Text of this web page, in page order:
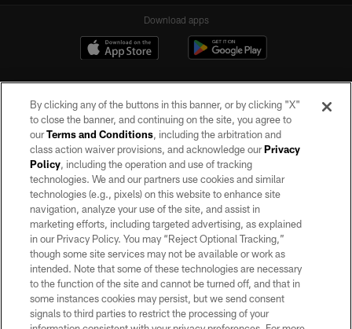
Download apps
©2026 by the Las Vegas Raiders. All rights reserved. No portion of this site
may be reproduced without the express written permission of the Las Vegas
Raiders.
PRIVACY POLICY
TERMS OF SERVICE
ACCESSIBILITY
AD CHOICES
YOUR PRIVACY CHOICES
By clicking any of the buttons in this banner, or by clicking "X"
to close the banner, and continuing on the site, you agree to
ourTerms and Conditions, including the arbitration and
class action waiver provisions, and acknowledge ourPrivacy
Policy, including the operation and use of tracking
technologies. We and our partners use cookies and similar
technologies (e.g., pixels) on this website to enhance site
navigation, analyze your use of the site, and assist in
marketing efforts, including targeted advertising, as explained
in our Privacy Policy. You may “Reject Optional Tracking,”
though some site services may not be available or work as
intended. Note that some of these technologies are necessary
to the function of the site and cannot be turned off, and that in
some instances cookies may persist, but we send consent
signals to third parties to restrict the processing of your